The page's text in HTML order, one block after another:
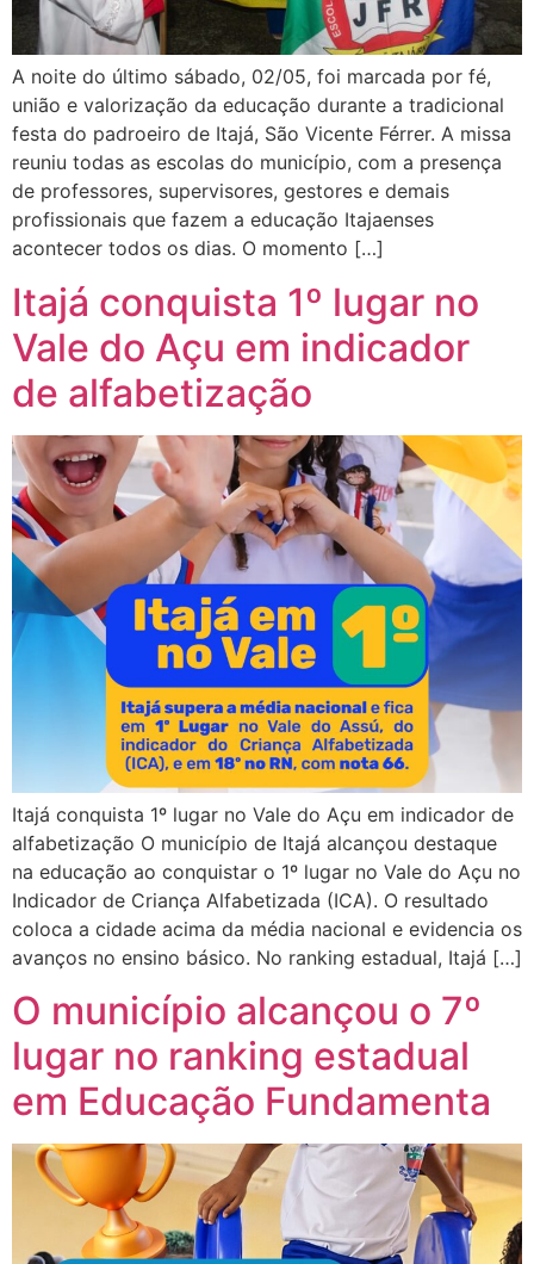
A noite do último sábado, 02/05, foi marcada por fé,
união e valorização da educação durante a tradicional
festa do padroeiro de Itajá, São Vicente Férrer. A missa
reuniu todas as escolas do município, com a presença
de professores, supervisores, gestores e demais
profissionais que fazem a educação Itajaenses
acontecer todos os dias. O momento […]
Itajá conquista 1º lugar no
Vale do Açu em indicador
de alfabetização
Itajá conquista 1º lugar no Vale do Açu em indicador de
alfabetização O município de Itajá alcançou destaque
na educação ao conquistar o 1º lugar no Vale do Açu no
Indicador de Criança Alfabetizada (ICA). O resultado
coloca a cidade acima da média nacional e evidencia os
avanços no ensino básico. No ranking estadual, Itajá […]
O município alcançou o 7º
lugar no ranking estadual
em Educação Fundamenta